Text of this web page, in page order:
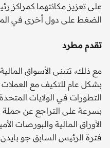
على تعزيز مكانتهما كمراكز
الضغط على دول أخرى في
تقدم مطرد
مع ذلك، تتبنى الأسواق
بشكل عام للتكيف مع
التطورات في الولايات
بسرعة على التراجع عن حملة
الأوراق المالية والبورصات
فترة الرئيس السابق جو